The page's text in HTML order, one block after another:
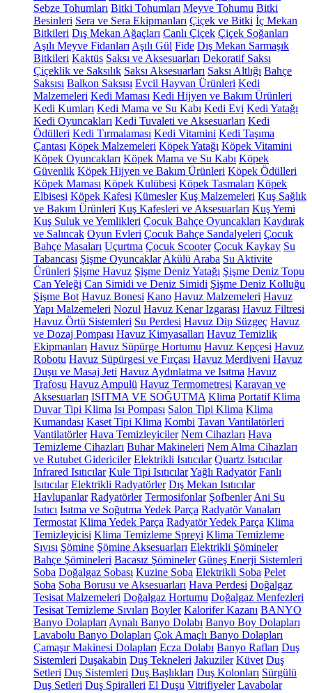
Sebze Tohumları Bitki Tohumları Meyve Tohumu Bitki
Besinleri Sera ve Sera Ekipmanları Çiçek ve Bitki İç Mekan
Bitkileri Dış Mekan Ağaçları Canlı Çiçek Çiçek Soğanları
Aşılı Meyve Fidanları Aşılı Gül Fide Dış Mekan Sarmaşık
Bitkileri Kaktüs Saksı ve Aksesuarları Dekoratif Saksı
Çiçeklik ve Saksılık Saksı Aksesuarları Saksı Altlığı Bahçe
Saksısı Balkon Saksısı Evcil Hayvan Ürünleri Kedi
Malzemeleri Kedi Maması Kedi Hijyen ve Bakım Ürünleri
Kedi Kumları Kedi Mama ve Su Kabı Kedi Evi Kedi Yatağı
Kedi Oyuncakları Kedi Tuvaleti ve Aksesuarları Kedi
Ödülleri Kedi Tırmalaması Kedi Vitamini Kedi Taşıma
Çantası Köpek Malzemeleri Köpek Yatağı Köpek Vitamini
Köpek Oyuncakları Köpek Mama ve Su Kabı Köpek
Güvenlik Köpek Hijyen ve Bakım Ürünleri Köpek Ödülleri
Köpek Maması Köpek Kulübesi Köpek Tasmaları Köpek
Elbisesi Köpek Kafesi Kümesler Kuş Malzemeleri Kuş Sağlık
ve Bakım Ürünleri Kuş Kafesleri ve Aksesuarları Kuş Yemi
Kuş Suluk ve Yemlikleri Çocuk Bahçe Oyuncakları Kaydırak
ve Salıncak Oyun Evleri Çocuk Bahçe Sandalyeleri Çocuk
Bahçe Masaları Uçurtma Çocuk Scooter Çocuk Kaykay Su
Tabancası Şişme Oyuncaklar Akülü Araba Su Aktivite
Ürünleri Şişme Havuz Şişme Deniz Yatağı Şişme Deniz Topu
Can Yeleği Can Simidi ve Deniz Simidi Şişme Deniz Kolluğu
Şişme Bot Havuz Bonesi Kano Havuz Malzemeleri Havuz
Yapı Malzemeleri Nozul Havuz Kenar Izgarası Havuz Filtresi
Havuz Örtü Sistemleri Su Perdesi Havuz Dip Süzgeç Havuz
ve Dozaj Pompası Havuz Kimyasalları Havuz Temizlik
Ekipmanları Havuz Süpürge Hortumu Havuz Kepçesi Havuz
Robotu Havuz Süpürgesi ve Fırçası Havuz Merdiveni Havuz
Duşu ve Masaj Jeti Havuz Aydınlatma ve Isıtma Havuz
Trafosu Havuz Ampulü Havuz Termometresi Karavan ve
Aksesuarları ISITMA VE SOĞUTMA Klima Portatif Klima
Duvar Tipi Klima Isı Pompası Salon Tipi Klima Klima
Kumandası Kaset Tipi Klima Kombi Tavan Vantilatörleri
Vantilatörler Hava Temizleyiciler Nem Cihazları Hava
Temizleme Cihazları Buhar Makineleri Nem Alma Cihazları
ve Rutubet Gidericiler Elektrikli Isıtıcılar Quartz Isıtıcılar
Infrared Isıtıcılar Kule Tipi IsıtıcılarYağlı Radyatör Fanlı
Isıtıcılar Elektrikli Radyatörler Dış Mekan Isıtıcılar
Havlupanlar Radyatörler Termosifonlar Şofbenler Ani Su
Isıtıcı Isıtma ve Soğutma Yedek Parça Radyatör Vanaları
Termostat Klima Yedek Parça Radyatör Yedek Parça Klima
Temizleyicisi Klima Temizleme Spreyi Klima Temizleme
Sıvısı Şömine Şömine Aksesuarları Elektrikli Şömineler
Bahçe Şömineleri Bacasız Şömineler Güneş Enerji Sistemleri
Soba Doğalgaz Sobası Kuzine Soba Elektrikli Soba Pelet
Soba Soba Borusu ve Aksesuarları Hava Perdesi Doğalgaz
Tesisat Malzemeleri Doğalgaz Hortumu Doğalgaz Menfezleri
Tesisat Temizleme Sıvıları Boyler Kalorifer Kazanı BANYO
Banyo Dolapları Aynalı Banyo Dolabı Banyo Boy Dolapları
Lavabolu Banyo Dolapları Çok Amaçlı Banyo Dolapları
Çamaşır Makinesi Dolapları Ecza Dolabı Banyo Rafları Duş
Sistemleri Duşakabin Duş Tekneleri Jakuziler Küvet Duş
Setleri Duş Sistemleri Duş Başlıkları Duş Kolonları Sürgülü
Duş Setleri Duş Spiralleri El Duşu Vitrifiyeler Lavabolar